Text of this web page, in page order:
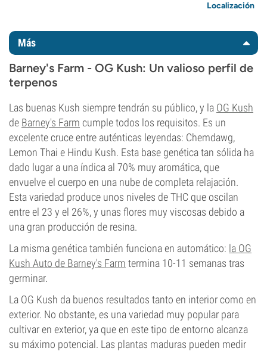
Localización
Más
Barney's Farm - OG Kush: Un valioso perfil de
terpenos
Las buenas Kush siempre tendrán su público, y la OG Kush
de Barney's Farm cumple todos los requisitos. Es un
excelente cruce entre auténticas leyendas: Chemdawg,
Lemon Thai e Hindu Kush. Esta base genética tan sólida ha
dado lugar a una índica al 70% muy aromática, que
envuelve el cuerpo en una nube de completa relajación.
Esta variedad produce unos niveles de THC que oscilan
entre el 23 y el 26%, y unas flores muy viscosas debido a
una gran producción de resina.
La misma genética también funciona en automático: la OG
Kush Auto de Barney's Farm termina 10-11 semanas tras
germinar.
La OG Kush da buenos resultados tanto en interior como en
exterior. No obstante, es una variedad muy popular para
cultivar en exterior, ya que en este tipo de entorno alcanza
su máximo potencial. Las plantas maduras pueden medir